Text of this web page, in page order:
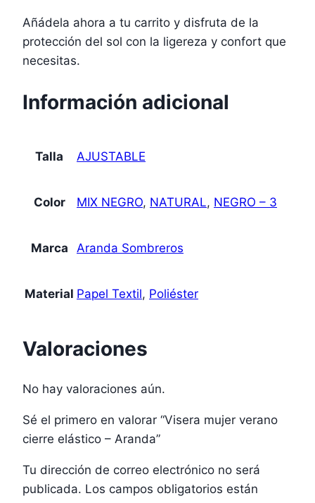
Añádela ahora a tu carrito y disfruta de la
protección del sol con la ligereza y confort que
necesitas.
Información adicional
Talla AJUSTABLE
Color MIX NEGRO, NATURAL, NEGRO – 3
Marca Aranda Sombreros
Material Papel Textil, Poliéster
Valoraciones
No hay valoraciones aún.
Sé el primero en valorar “Visera mujer verano
cierre elástico – Aranda”
Tu dirección de correo electrónico no será
publicada. Los campos obligatorios están